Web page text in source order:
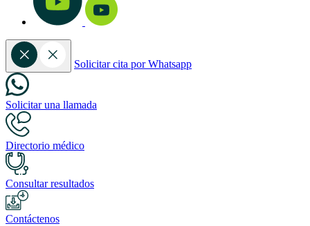
Solicitar cita por Whatsapp
Solicitar una llamada
Directorio médico
Consultar resultados
Contáctenos